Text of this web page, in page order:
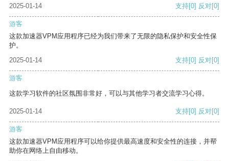
2025-01-14 支持[0] 反对[0]
游客
这款加速器VPM应用程序已经为我们带来了无限的隐私保护和安全性保
护。
2025-01-14
支持[0] 反对[0]
游客
这款学习软件的社区氛围非常好，可以与其他学习者交流学习心得。
2025-01-14 支持[0] 反对[0]
游客
这款加速器VPM应用程序可以给你提供最高速度和安全性的连接，并帮
助你在网络上自由移动。